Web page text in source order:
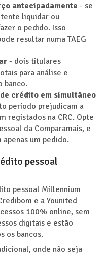
antecipadamente - se
liquidar ou
o pedido. Isso
resultar numa TAEG
- dois titulares
para análise e
banco.
crédito em simultâneo
período prejudicam a
registados na CRC. Opte
da Comparamais, e
um pedido.
pessoal
pessoal Millennium
e a Younited
100% online, sem
digitais e estão
os bancos.
onde não seja